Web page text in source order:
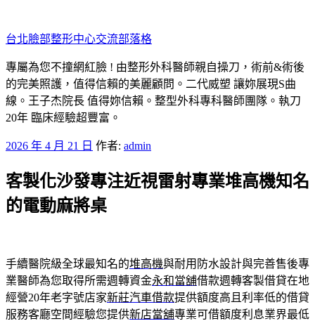
至
主
要
內
容
台北臉部整形中心交流部落格
專屬為您不撞網紅臉 ! 由整形外科醫師親自操刀，術前&術後
的完美照護，值得信賴的美麗顧問。二代威塑 讓妳展現S曲
線。王子杰院長 值得妳信賴。整型外科專科醫師團隊。執刀
20年 臨床經驗超豐富。
發
於
2026 年 4 月 21 日 作者: admin
客製化沙發專注近視雷射專業堆高機知名
的電動麻將桌
手續醫院級全球最知名的堆高機與耐用防水設計與完善售後專
業醫師為您取得所需週轉資金永和當舖借款週轉客製借貸在地
經營20年老字號店家新莊汽車借款提供額度高且利率低的借貸
服務客廳空間經驗您提供新店當舖專業可借額度利息業界最低